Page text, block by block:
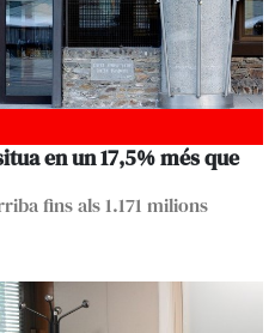
en un 17,5% més que
fins als 1.171 milions